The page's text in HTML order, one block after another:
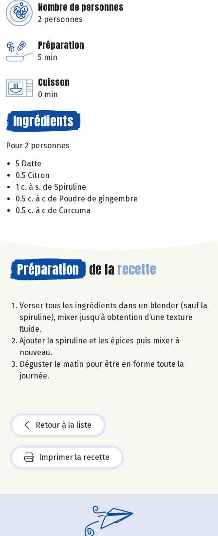
Nombre de personnes
2 personnes
Préparation
5 min
Cuisson
0 min
Ingrédients
Pour 2 personnes
5 Datte
0.5 Citron
1 c. à s. de Spiruline
0.5 c. à c de Poudre de gingembre
0.5 c. à c de Curcuma
Préparation de la recette
Verser tous les ingrédients dans un blender (sauf la
spiruline), mixer jusqu’à obtention d’une texture
fluide.
Ajouter la spiruline et les épices puis mixer à
nouveau.
Déguster le matin pour être en forme toute la
journée.
Retour à la liste
Imprimer la recette